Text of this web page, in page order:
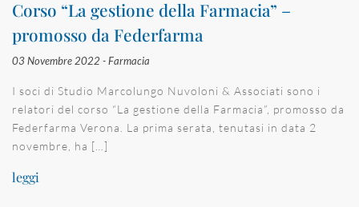
Corso “La gestione della Farmacia” –
promosso da Federfarma
03 Novembre 2022 -Farmacia
I soci di Studio Marcolungo Nuvoloni & Associati sono i
relatori del corso “La gestione della Farmacia”, promosso da
Federfarma Verona. La prima serata, tenutasi in data 2
novembre, ha […]
leggi